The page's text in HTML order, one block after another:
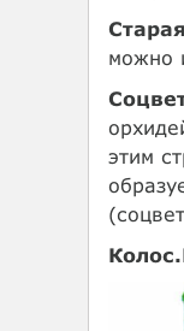
можно
этим
Колос.